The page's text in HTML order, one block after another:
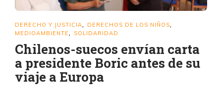
DERECHO Y JUSTICIA DERECHOS DE LOS NIÑOS
MEDIOAMBIENTE SOLIDARIDAD
Chilenos-suecos envían carta
a presidente Boric antes de su
viaje a Europa